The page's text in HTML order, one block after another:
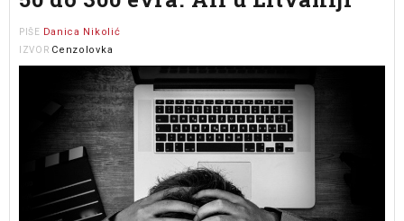
PIŠE Danica Nikolić
IZVOR Cenzolovka